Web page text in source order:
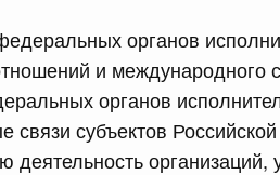
органов
и международного
органов
субъектов
организаций,
июля, четверг
Федерации от
изменений в Соглашение о